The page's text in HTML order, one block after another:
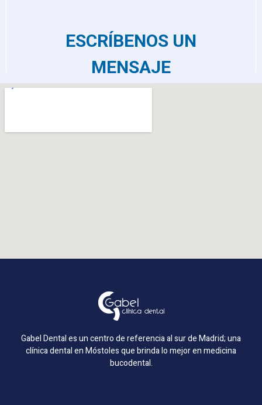
Gabel Dental es un centro de referencia al sur de Madrid; una
clínica dental en Móstoles que brinda lo mejor en medicina
bucodental.